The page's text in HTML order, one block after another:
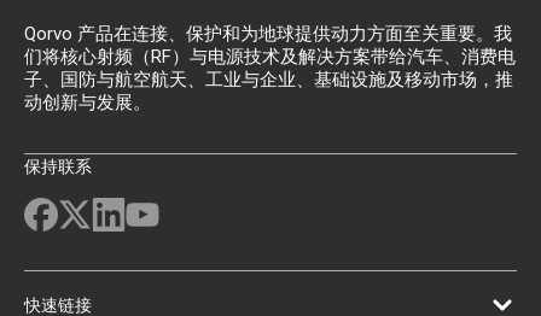
Qorvo 产品在连接、保护和为地球提供动力方面至关重要。我
们将核心射频（RF）与电源技术及解决方案带给汽车、消费电
子、国防与航空航天、工业与企业、基础设施及移动市场，推
动创新与发展。
保持联系
快速链接